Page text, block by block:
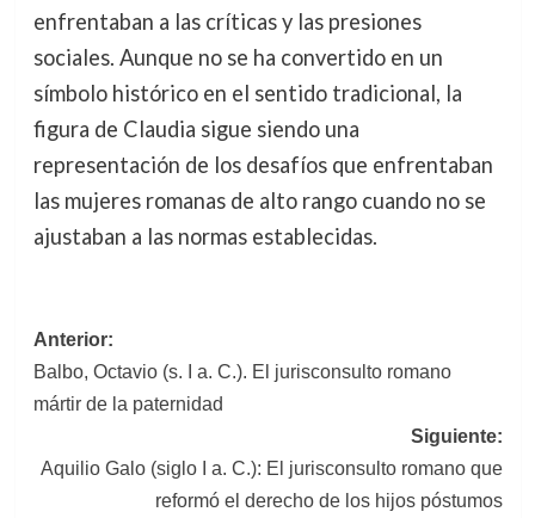
enfrentaban a las críticas y las presiones
sociales. Aunque no se ha convertido en un
símbolo histórico en el sentido tradicional, la
figura de Claudia sigue siendo una
representación de los desafíos que enfrentaban
las mujeres romanas de alto rango cuando no se
ajustaban a las normas establecidas.
Navegación
de
entradas
Anterior:
Balbo, Octavio (s. I a. C.). El jurisconsulto romano
mártir de la paternidad
Siguiente:
Aquilio Galo (siglo I a. C.): El jurisconsulto romano que
reformó el derecho de los hijos póstumos